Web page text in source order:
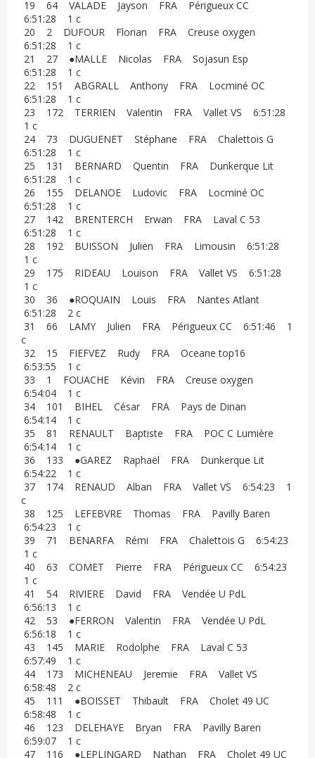
19 64 VALADE Jayson FRA Périgueux CC
6:51:28 1 c
20 2 DUFOUR Florian FRA Creuse oxygen
6:51:28 1 c
21 27 ●MALLE Nicolas FRA Sojasun Esp
6:51:28 1 c
22 151 ABGRALL Anthony FRA Locminé OC
6:51:28 1 c
23 172 TERRIEN Valentin FRA Vallet VS 6:51:28
1 c
24 73 DUGUENET Stéphane FRA Chalettois G
6:51:28 1 c
25 131 BERNARD Quentin FRA Dunkerque Lit
6:51:28 1 c
26 155 DELANOE Ludovic FRA Locminé OC
6:51:28 1 c
27 142 BRENTERCH Erwan FRA Laval C 53
6:51:28 1 c
28 192 BUISSON Julien FRA Limousin 6:51:28
1 c
29 175 RIDEAU Louison FRA Vallet VS 6:51:28
1 c
30 36 ●ROQUAIN Louis FRA Nantes Atlant
6:51:28 2 c
31 66 LAMY Julien FRA Périgueux CC 6:51:46 1
c
32 15 FIEFVEZ Rudy FRA Oceane top16
6:53:55 1 c
33 1 FOUACHE Kévin FRA Creuse oxygen
6:54:04 1 c
34 101 BIHEL César FRA Pays de Dinan
6:54:14 1 c
35 81 RENAULT Baptiste FRA POC C Lumière
6:54:14 1 c
36 133 ●GAREZ Raphaël FRA Dunkerque Lit
6:54:22 1 c
37 174 RENAUD Alban FRA Vallet VS 6:54:23 1
c
38 125 LEFEBVRE Thomas FRA Pavilly Baren
6:54:23 1 c
39 71 BENARFA Rémi FRA Chalettois G 6:54:23
1 c
40 63 COMET Pierre FRA Périgueux CC 6:54:23
1 c
41 54 RIVIERE David FRA Vendée U PdL
6:56:13 1 c
42 53 ●FERRON Valentin FRA Vendée U PdL
6:56:18 1 c
43 145 MARIE Rodolphe FRA Laval C 53
6:57:49 1 c
44 173 MICHENEAU Jeremie FRA Vallet VS
6:58:48 2 c
45 111 ●BOISSET Thibault FRA Cholet 49 UC
6:58:48 1 c
46 123 DELEHAYE Bryan FRA Pavilly Baren
6:59:07 1 c
47 116 ●LEPLINGARD Nathan FRA Cholet 49 UC